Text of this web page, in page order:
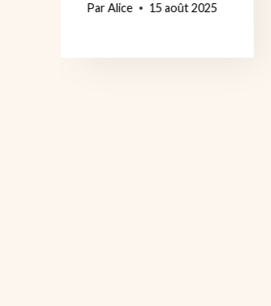
ParAlice 15 août 2025